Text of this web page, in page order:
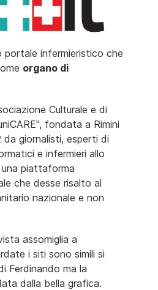
portale infermieristico che
organo di
Culturale e di
fondata a Rimini
giornalisti, esperti di
e infermieri allo
piattaforma
che desse risalto al
nazionale e non
assomiglia a
i siti sono simili si
Ferdinando ma la
dalla bella grafica.